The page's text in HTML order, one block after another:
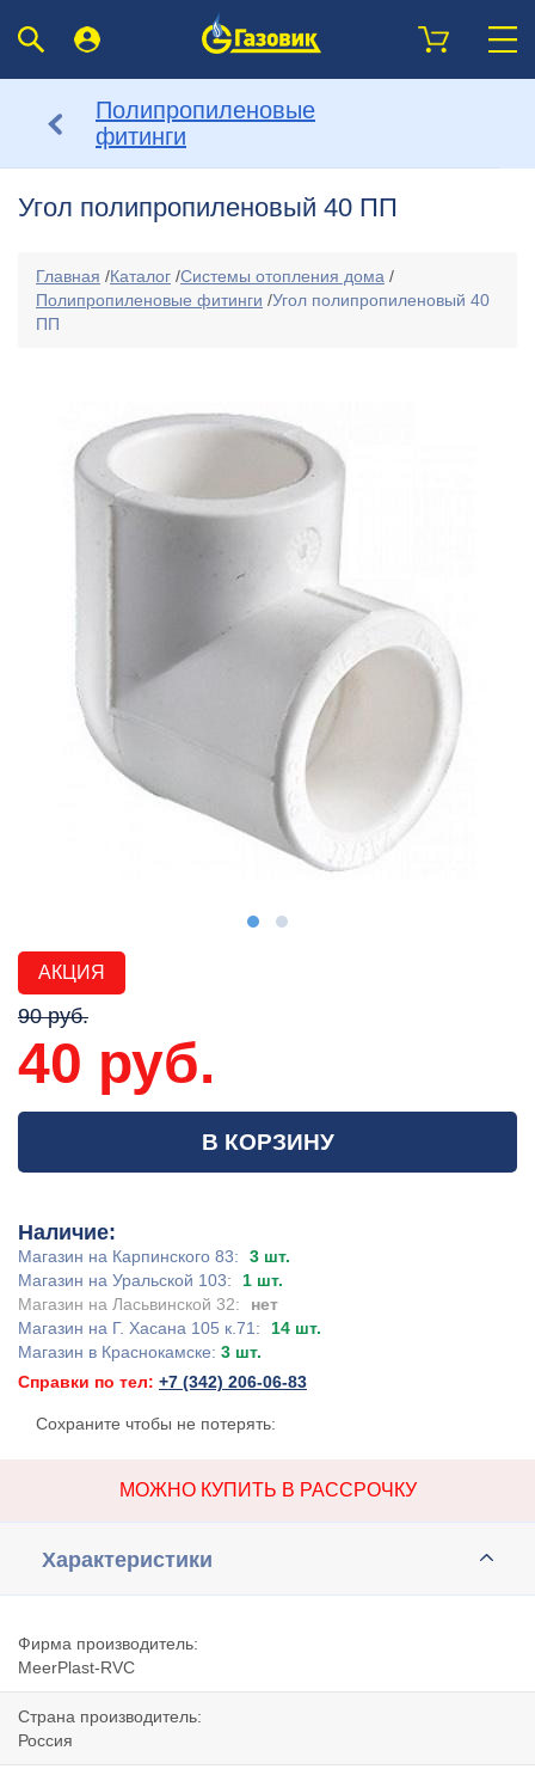
Полипропиленовые
фитинги
Угол полипропиленовый 40 ПП
Главная /Каталог /Системы отопления дома /
Полипропиленовые фитинги /Угол полипропиленовый 40
ПП
АКЦИЯ
90 руб.
40 руб.
В КОРЗИНУ
Наличие:
Магазин на Карпинского 83:
3 шт.
Магазин на Уральской 103:
1 шт.
Магазин на Ласьвинской 32:
нет
Магазин на Г. Хасана 105 к.71:
14 шт.
Магазин в Краснокамске: 3 шт.
Справки по тел: +7 (342) 206-06-83
Сохраните чтобы не потерять:
МОЖНО КУПИТЬ В РАССРОЧКУ
Характеристики
Фирма производитель:
MeerPlast-RVC
Страна производитель:
Россия